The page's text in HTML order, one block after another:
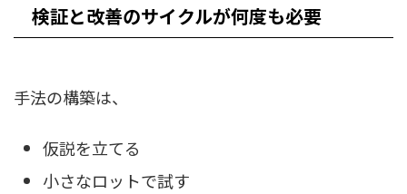
検証と改善のサイクルが何度も必要
手法の構築は、
仮説を立てる
小さなロットで試す